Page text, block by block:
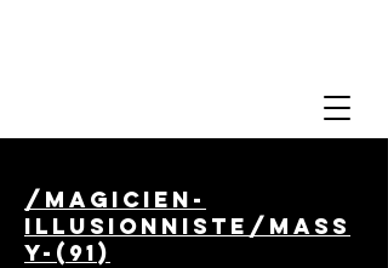
/magicien-
illusionniste/mass
y-(91)